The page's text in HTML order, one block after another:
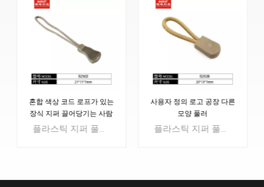
혼합 색상 코드 로프가 있는
장식 지퍼 끌어당기는 사람
사용자 정의 로고 공장 다른
모양 풀러